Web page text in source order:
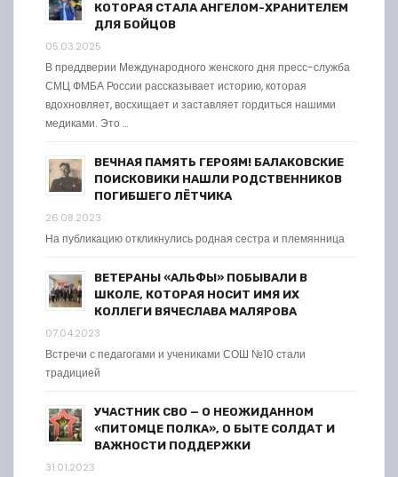
КОТОРАЯ СТАЛА АНГЕЛОМ-ХРАНИТЕЛЕМ
ДЛЯ БОЙЦОВ
05.03.2025
В преддверии Международного женского дня пресс-служба
СМЦ ФМБА России рассказывает историю, которая
вдохновляет, восхищает и заставляет гордиться нашими
медиками. Это …
ВЕЧНАЯ ПАМЯТЬ ГЕРОЯМ! БАЛАКОВСКИЕ
ПОИСКОВИКИ НАШЛИ РОДСТВЕННИКОВ
ПОГИБШЕГО ЛЁТЧИКА
26.08.2023
На публикацию откликнулись родная сестра и племянница
ВЕТЕРАНЫ «АЛЬФЫ» ПОБЫВАЛИ В
ШКОЛЕ, КОТОРАЯ НОСИТ ИМЯ ИХ
КОЛЛЕГИ ВЯЧЕСЛАВА МАЛЯРОВА
07.04.2023
Встречи с педагогами и учениками СОШ №10 стали
традицией
УЧАСТНИК СВО — О НЕОЖИДАННОМ
«ПИТОМЦЕ ПОЛКА», О БЫТЕ СОЛДАТ И
ВАЖНОСТИ ПОДДЕРЖКИ
31.01.2023